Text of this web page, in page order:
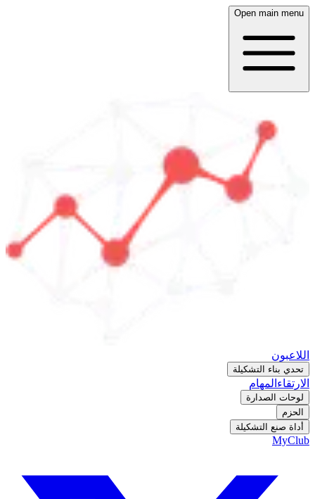
Open main menu
اللاعبون
تحدي بناء التشكيلة
الارتقاء المهام
لوحات الصدارة
الحزم
أداة صنع التشكيلة
MyClub